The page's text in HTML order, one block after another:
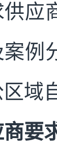
供应
案例
区域
要